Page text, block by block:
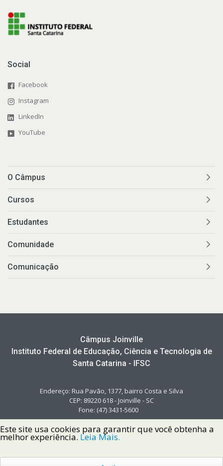
Social
Facebook
Instagram
LinkedIn
YouTube
O Câmpus
Cursos
Estudantes
Comunidade
Comunicação
Câmpus Joinville
Instituto Federal de Educação, Ciência e Tecnologia de
Santa Catarina - IFSC
Endereço: Rua Pavão, 1377, bairro Costa e Silva
CEP: 89220 618 - Joinville - SC
Fone: (47) 3431-5600
Este site usa cookies para garantir que você obtenha a
melhor experiência. Leia Mais.